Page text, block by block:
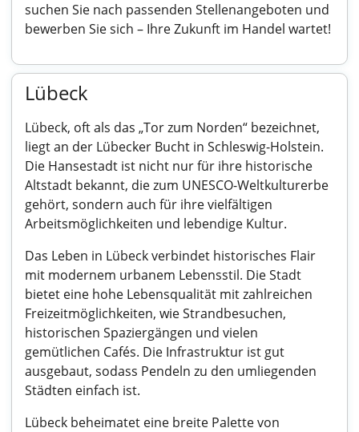
suchen Sie nach passenden Stellenangeboten und
bewerben Sie sich – Ihre Zukunft im Handel wartet!
Lübeck
Lübeck, oft als das „Tor zum Norden“ bezeichnet,
liegt an der Lübecker Bucht in Schleswig-Holstein.
Die Hansestadt ist nicht nur für ihre historische
Altstadt bekannt, die zum UNESCO-Weltkulturerbe
gehört, sondern auch für ihre vielfältigen
Arbeitsmöglichkeiten und lebendige Kultur.
Das Leben in Lübeck verbindet historisches Flair
mit modernem urbanem Lebensstil. Die Stadt
bietet eine hohe Lebensqualität mit zahlreichen
Freizeitmöglichkeiten, wie Strandbesuchen,
historischen Spaziergängen und vielen
gemütlichen Cafés. Die Infrastruktur ist gut
ausgebaut, sodass Pendeln zu den umliegenden
Städten einfach ist.
Lübeck beheimatet eine breite Palette von